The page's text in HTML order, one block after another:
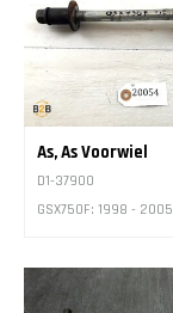
As, As Voorwiel
D1-37900
GSX750F: 1998 - 2005